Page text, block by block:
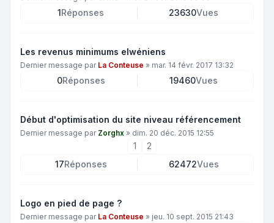
1Réponses 23630Vues
Les revenus minimums elwéniens
Dernier message par La Conteuse » mar. 14 févr. 2017 13:32
0Réponses 19460Vues
Début d'optimisation du site niveau référencement
Dernier message par Zorghx » dim. 20 déc. 2015 12:55
1
2
17Réponses 62472Vues
Logo en pied de page ?
Dernier message par La Conteuse » jeu. 10 sept. 2015 21:43